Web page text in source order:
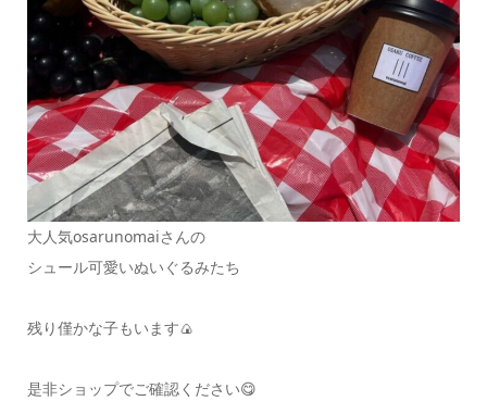
大人気osarunomaiさんの
シュール可愛いぬいぐるみたち
残り僅かな子もいます🍙
是非ショップでご確認ください😋